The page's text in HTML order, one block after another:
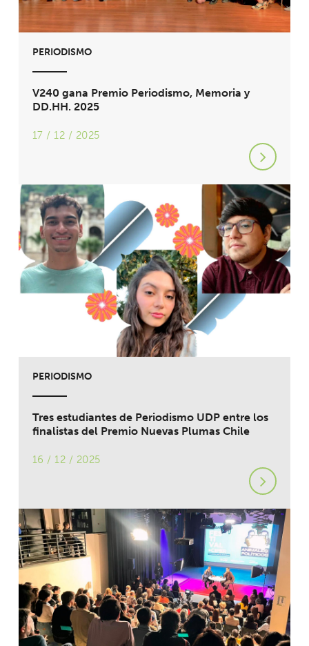
PERIODISMO
V240 gana Premio Periodismo, Memoria y
DD.HH. 2025
17 / 12 / 2025
PERIODISMO
Tres estudiantes de Periodismo UDP entre los
finalistas del Premio Nuevas Plumas Chile
16 / 12 / 2025